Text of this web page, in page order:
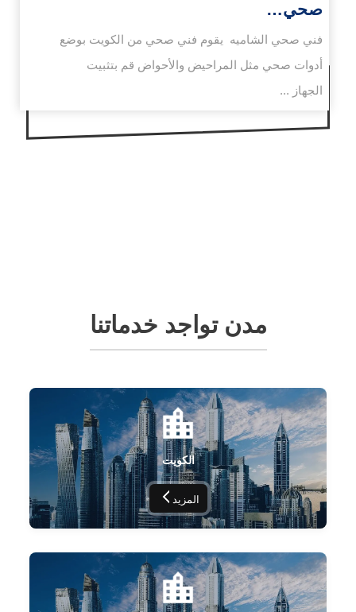
صحي…
فني صحي الشاميه يقوم فني صحي من الكويت بوضع
أدوات صحي مثل المراحيض والأحواض قم بتثبيت
الجهاز ...
مدن تواجد خدماتنا
الكويت
المزيد